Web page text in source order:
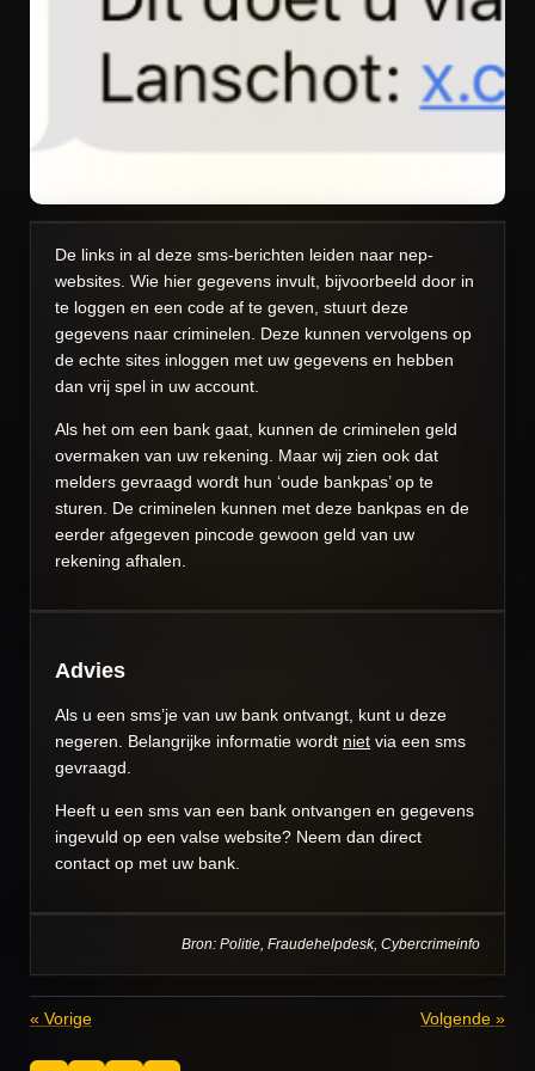
De links in al deze sms-berichten leiden naar nep-
websites. Wie hier gegevens invult, bijvoorbeeld door in
te loggen en een code af te geven, stuurt deze
gegevens naar criminelen. Deze kunnen vervolgens op
de echte sites inloggen met uw gegevens en hebben
dan vrij spel in uw account.
Als het om een bank gaat, kunnen de criminelen geld
overmaken van uw rekening. Maar wij zien ook dat
melders gevraagd wordt hun ‘oude bankpas’ op te
sturen. De criminelen kunnen met deze bankpas en de
eerder afgegeven pincode gewoon geld van uw
rekening afhalen.
Advies
Als u een sms’je van uw bank ontvangt, kunt u deze
negeren. Belangrijke informatie wordt niet via een sms
gevraagd.
Heeft u een sms van een bank ontvangen en gegevens
ingevuld op een valse website? Neem dan direct
contact op met uw bank.
Bron: Politie, Fraudehelpdesk, Cybercrimeinfo
« Vorige Volgende »